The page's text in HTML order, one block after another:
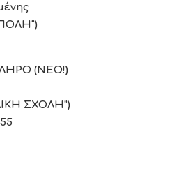
(ΝΕΟ!)
ΣΧΟΛΗ")